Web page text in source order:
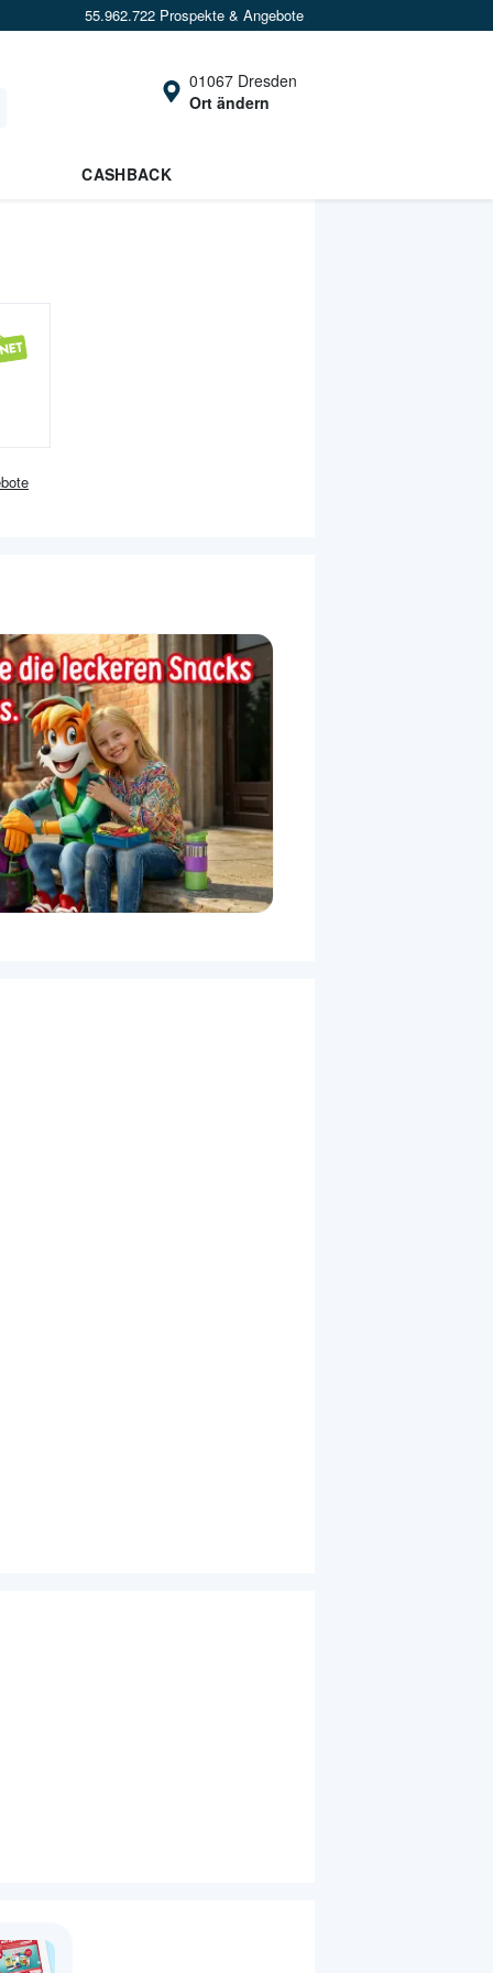
55.962.722 Prospekte & Angebote
01067 Dresden
Ort ändern
CASHBACK